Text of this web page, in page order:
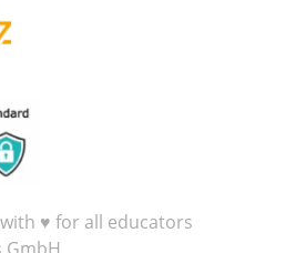
♥ for all educators